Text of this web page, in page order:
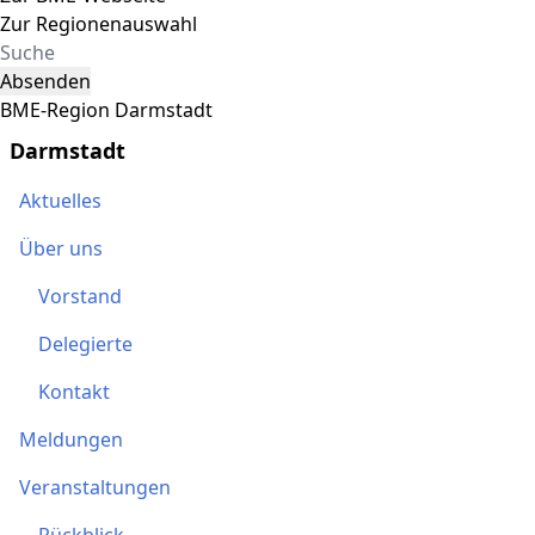
Zur Regionenauswahl
Absenden
BME-Region Darmstadt
Darmstadt
Aktuelles
Über uns
Vorstand
Delegierte
Kontakt
Meldungen
Veranstaltungen